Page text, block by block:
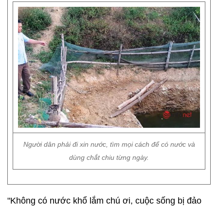
Người dân phải đi xin nước, tìm mọi cách để có nước và
dùng chắt chiu từng ngày.
"Không có nước khổ lắm chú ơi, cuộc sống bị đảo